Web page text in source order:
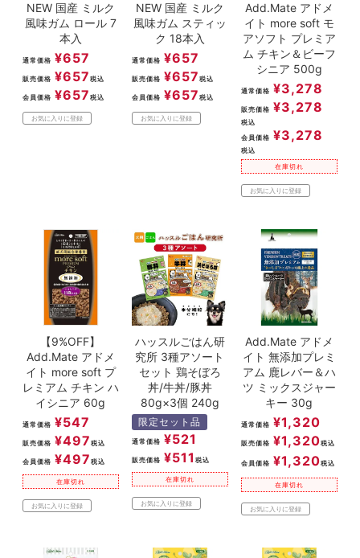
NEW 国産 ミルク
風味ガム ロール 7
本入
通常価格 ¥657
販売価格 ¥657 税込
会員価格 ¥657 税込
お気に入りに登録
NEW 国産 ミルク
風味ガム スティッ
ク 18本入
通常価格 ¥657
販売価格 ¥657 税込
会員価格 ¥657 税込
お気に入りに登録
Add.Mate アドメ
イト more soft モ
アソフト プレミア
ム チキン＆ビーフ
シニア 500g
通常価格 ¥3,278
販売価格 ¥3,278
税込
会員価格 ¥3,278
税込
在庫切れ
お気に入りに登録
【9%OFF】
Add.Mate アドメ
イト more soft プ
レミアム チキン ハ
イシニア 60g
通常価格 ¥547
販売価格 ¥497 税込
会員価格 ¥497 税込
在庫切れ
お気に入りに登録
ハッスルごはん研
究所 3種アソート
セット 鶏そぼろ
丼/牛丼/豚丼
80g×3個 240g
限定セット品
通常価格 ¥521
販売価格 ¥511 税込
在庫切れ
お気に入りに登録
Add.Mate アドメ
イト 無添加プレミ
アム 鹿レバー＆ハ
ツ ミックスジャー
キー 30g
通常価格 ¥1,320
販売価格 ¥1,320税込
会員価格 ¥1,320税込
在庫切れ
お気に入りに登録